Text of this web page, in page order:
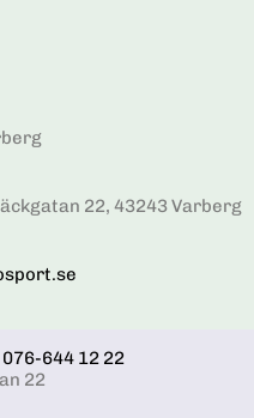
22, 43243 Varberg
076-644 12 22
22